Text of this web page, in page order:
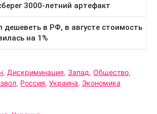
, Дискриминация, Запад, Общество,
, Россия, Украина, Экономика